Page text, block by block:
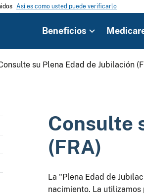
Así es como usted puede verificarlo
Beneficios
su Plena Edad de Jubilación
Consulte
(FRA)
La "Plena Edad de
nacimiento. La